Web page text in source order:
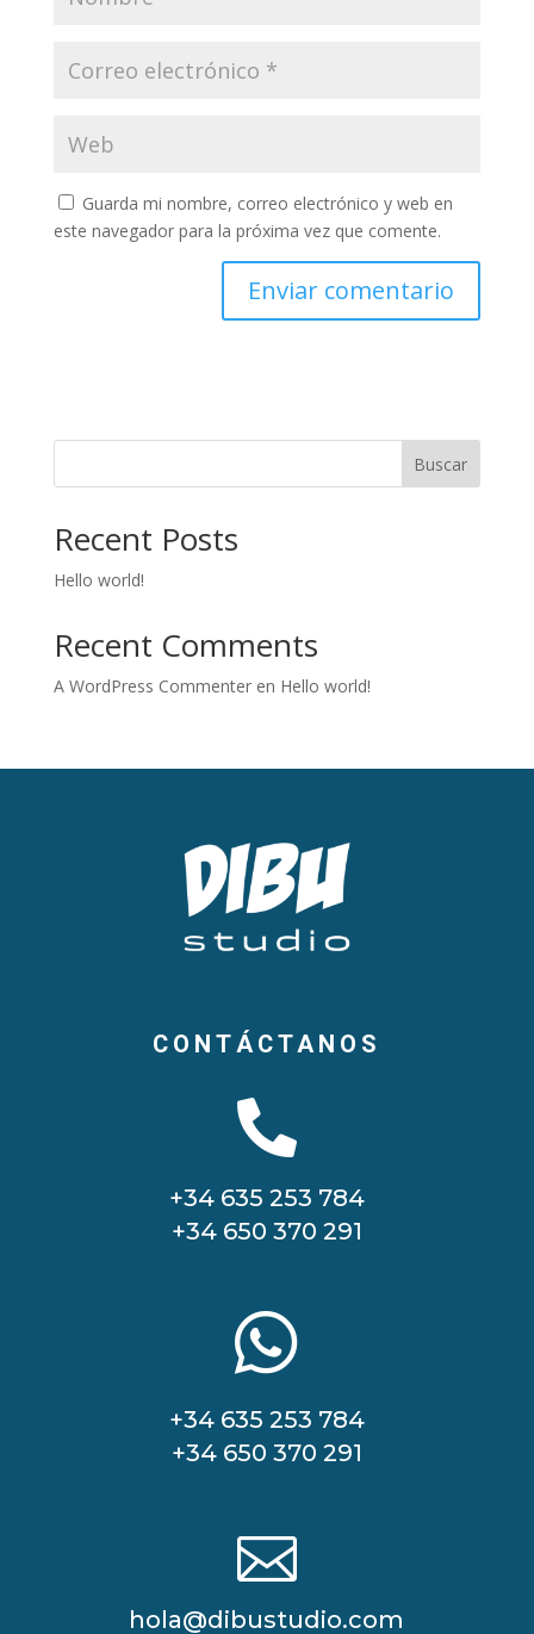
Guarda mi nombre, correo electrónico y web en
este navegador para la próxima vez que comente.
Buscar
Recent Posts
Hello world!
Recent Comments
A WordPress Commenteren Hello world!
CONTÁCTANOS

+34 635 253 784
+34 650 370 291

+34 635 253 784
+34 650 370 291

hola@dibustudio.com